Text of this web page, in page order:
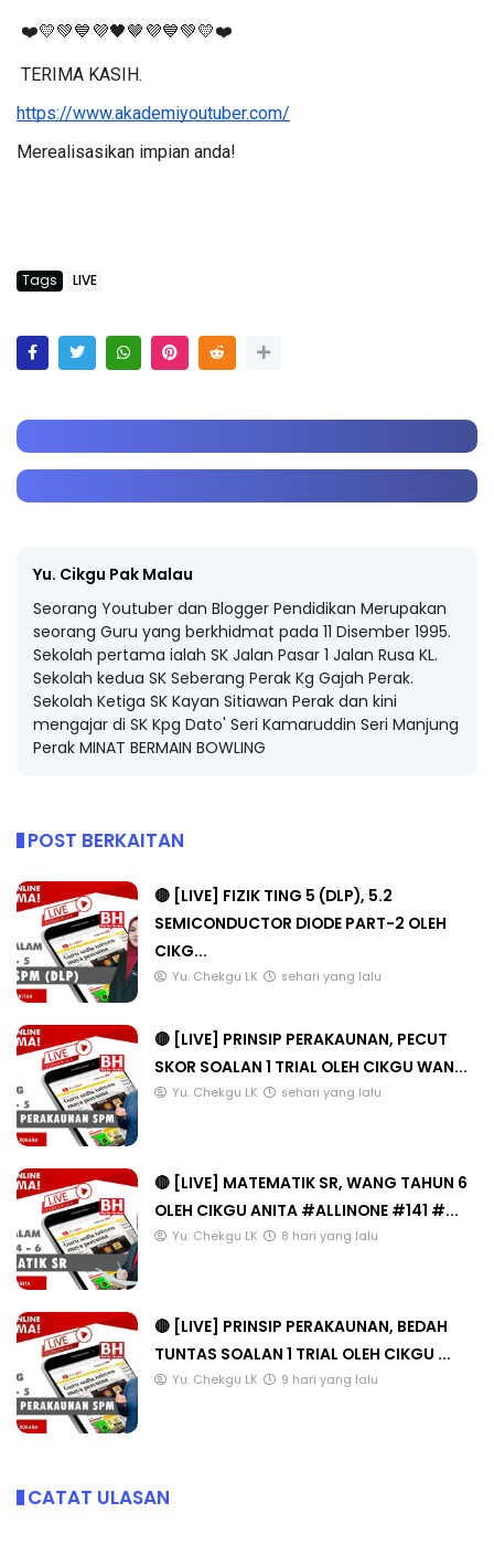
❤️💛💚💙💜🖤🤎💜💙💚💛❤️
TERIMA KASIH.
https://www.akademiyoutuber.com/
Merealisasikan impian anda!
Tags LIVE
Yu. Cikgu Pak Malau
Seorang Youtuber dan Blogger Pendidikan Merupakan
seorang Guru yang berkhidmat pada 11 Disember 1995.
Sekolah pertama ialah SK Jalan Pasar 1 Jalan Rusa KL.
Sekolah kedua SK Seberang Perak Kg Gajah Perak.
Sekolah Ketiga SK Kayan Sitiawan Perak dan kini
mengajar di SK Kpg Dato' Seri Kamaruddin Seri Manjung
Perak MINAT BERMAIN BOWLING
POST BERKAITAN
🔴 [LIVE] FIZIK TING 5 (DLP), 5.2
SEMICONDUCTOR DIODE PART-2 OLEH
CIKG...
Yu. Chekgu LK sehari yang lalu
🔴 [LIVE] PRINSIP PERAKAUNAN, PECUT
SKOR SOALAN 1 TRIAL OLEH CIKGU WAN...
Yu. Chekgu LK sehari yang lalu
🔴 [LIVE] MATEMATIK SR, WANG TAHUN 6
OLEH CIKGU ANITA #ALLINONE #141 #...
Yu. Chekgu LK 8 hari yang lalu
🔴 [LIVE] PRINSIP PERAKAUNAN, BEDAH
TUNTAS SOALAN 1 TRIAL OLEH CIKGU ...
Yu. Chekgu LK 9 hari yang lalu
CATAT ULASAN